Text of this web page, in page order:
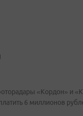
«Кордон» и
6 миллионов